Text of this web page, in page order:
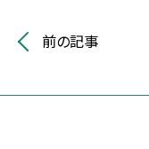
前の記事